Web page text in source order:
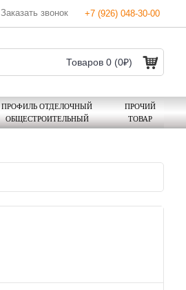
Заказать звонок +7 (926) 048-30-00
Товаров 0 (0₽)
ПРОФИЛЬ ОТДЕЛОЧНЫЙ
ОБЩЕСТРОИТЕЛЬНЫЙ
ПРОЧИЙ
ТОВАР